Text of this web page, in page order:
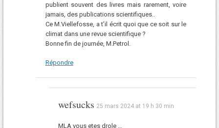
publient souvent des livres mais rarement, voire
jamais, des publications scientifiques..
Ce M.Viellefosse, a t’il écrit quoi que ce soit sur le
climat dans une revue scientifique ?
Bonne fin de journée, M.Petrol.
Répondre
wefsucks 25 mars 2024 at 19 h 30 min
MLA vous etes drole …